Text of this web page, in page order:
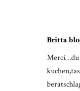
Britta
Merci…du